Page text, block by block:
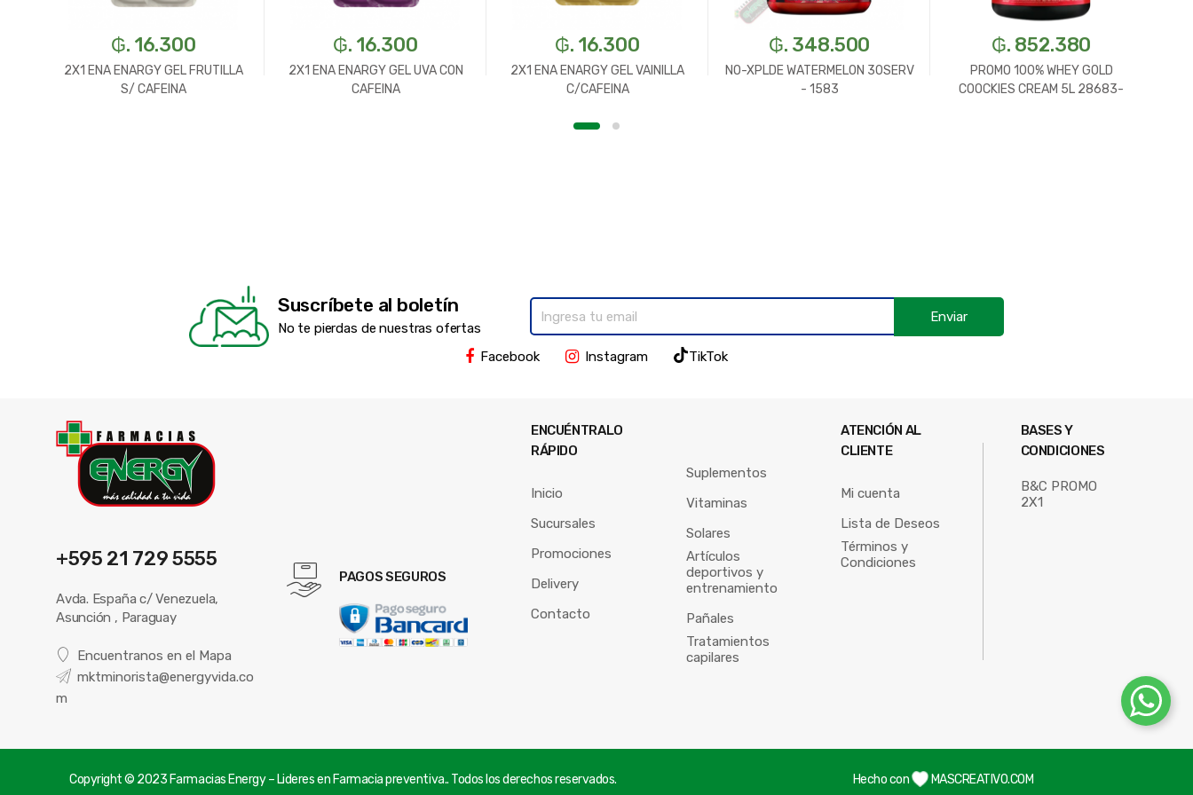
₲. 16.300
2X1 ENA ENARGY GEL FRUTILLA
S/ CAFEINA
₲. 16.300
2X1 ENA ENARGY GEL UVA CON
CAFEINA
₲. 16.300
2X1 ENA ENARGY GEL VAINILLA
C/CAFEINA
₲. 348.500
NO-XPLDE WATERMELON 30SERV
- 1583
₲. 852.380
PROMO 100% WHEY GOLD
COOCKIES CREAM 5L 28683-
Suscríbete al boletín
No te pierdas de nuestras ofertas
Enviar
Facebook Instagram TikTok
+595 21 729 5555
Avda. España c/ Venezuela,
Asunción , Paraguay
Encuentranos en el Mapa
mktminorista@energyvida.co
m
PAGOS SEGUROS
ENCUÉNTRALO
RÁPIDO
Inicio
Sucursales
Promociones
Delivery
Contacto
Suplementos
Vitaminas
Solares
Artículos
deportivos y
entrenamiento
Pañales
Tratamientos
capilares
ATENCIÓN AL
CLIENTE
Mi cuenta
Lista de Deseos
Términos y
Condiciones
BASES Y
CONDICIONES
B&C PROMO
2X1
Copyright © 2023 Farmacias Energy – Lideres en Farmacia preventiva.. Todos los derechos reservados. Hecho con MASCREATIVO.COM